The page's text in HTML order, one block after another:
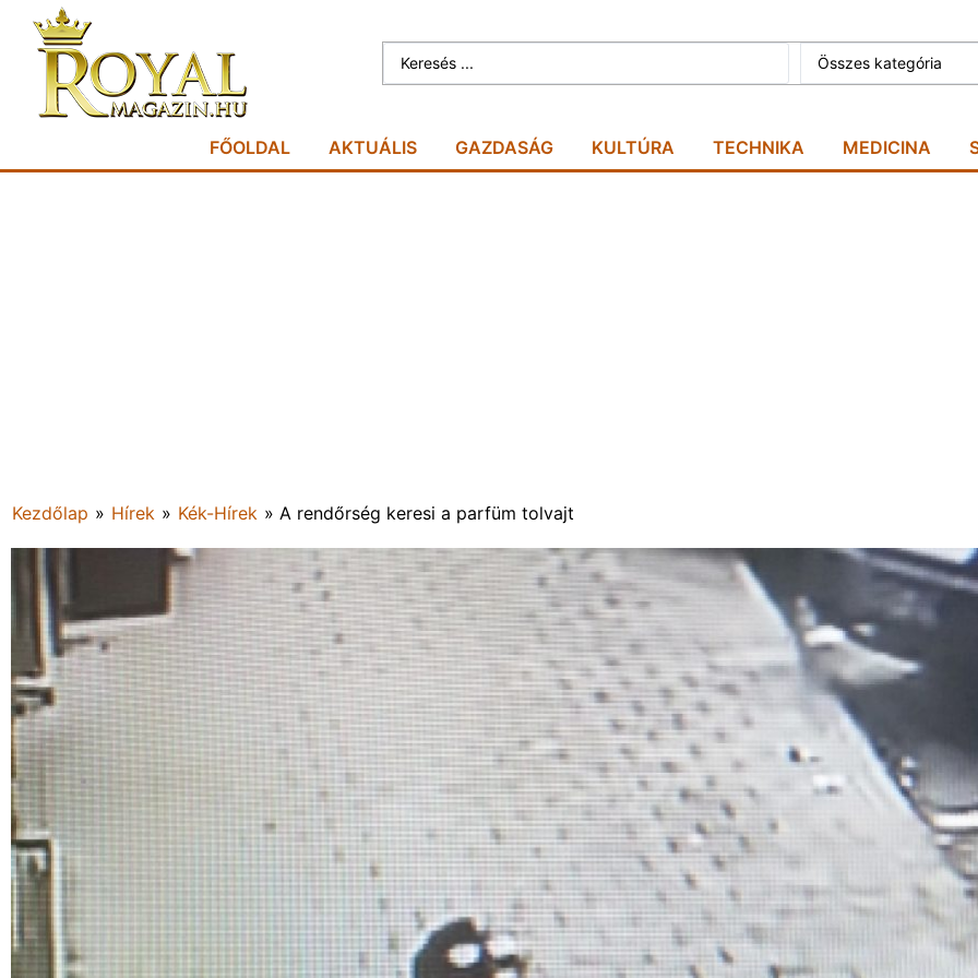
Összes kategória
FŐOLDAL AKTUÁLIS GAZDASÁG KULTÚRA TECHNIKA MEDICINA
Kezdőlap » Hírek » Kék-Hírek » A rendőrség keresi a parfüm tolvajt